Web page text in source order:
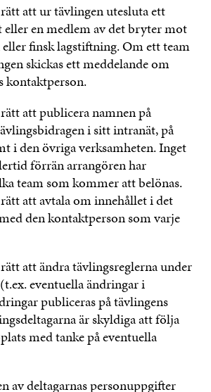
att ur tävlingen utesluta ett
eller en medlem av det bryter mot
finsk lagstiftning. Om ett team
skickas ett meddelande om
kontaktperson.
att publicera namnen på
i sitt intranät, på
i den övriga verksamheten. Inget
förrän arrangören har
team som kommer att belönas.
att avtala om innehållet i det
den kontaktperson som varje
att ändra tävlingsreglerna under
eventuella ändringar i
publiceras på tävlingens
är skyldiga att följa
med tanke på eventuella
av deltagarnas personuppgifter